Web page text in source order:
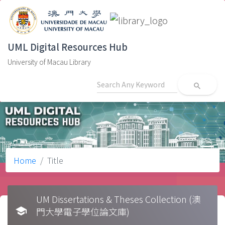
UML Digital Resources Hub
University of Macau Library
search
Home Title
school
UM Dissertations & Theses Collection (澳
門大學電子學位論文庫)